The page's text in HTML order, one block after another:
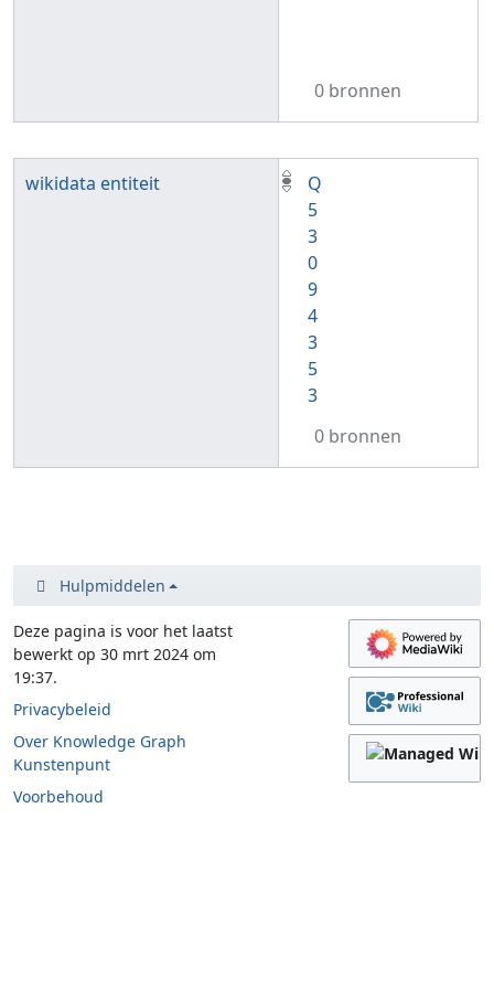
0 bronnen
wikidata entiteit
Q
5
3
0
9
4
3
5
3
0 bronnen
Hulpmiddelen
Deze pagina is voor het laatst
bewerkt op 30 mrt 2024 om
19:37.
Privacybeleid
Over Knowledge Graph
Kunstenpunt
Voorbehoud